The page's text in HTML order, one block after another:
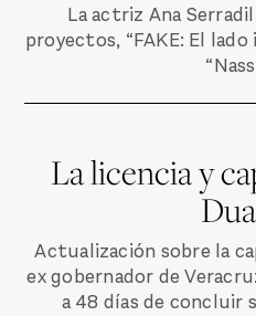
La actriz Ana
proyectos, “FAKE: El
La licencia y
Actualización sobre la
ex gobernador de
a 48 días de concluir